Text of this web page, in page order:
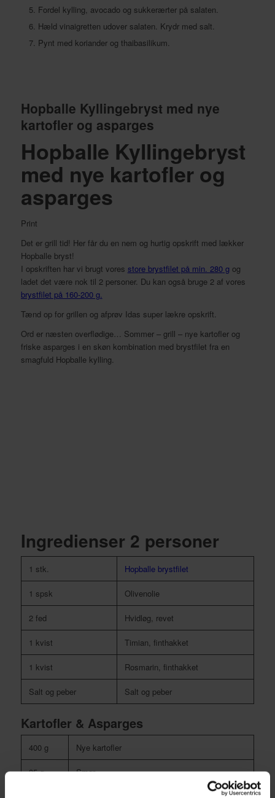
Fordel kylling, avocado og sukkerærter på salaten.
Hæld vinaigretten udover salaten. Krydr med salt.
Pynt med koriander og thaibasilikum.
Hopballe Kyllingebryst med nye
kartofler og asparges
Hopballe Kyllingebryst
med nye kartofler og
asparges
Print
Det er grill tid! Her får du en nem og hurtig opskrift med lækker
Hopballe bryst!
I opskriften har vi brugt vores storebrystfilet på min. 280g og
ladet det være nok til 2 personer. Du kan også bruge 2 af vores
brystfilet på 160-200 g.
Tænd op for grillen og afprøv Idas super lækre opskrift.
Ord er næsten overflødige… Sommer – grill – nye kartofler og
friske asparges i en skøn kombination med brystfilet fra en
smagfuld Hopballe kylling.
Ingredienser 2 personer
1 stk. Hopballe brystfilet
1 spsk Olivenolie
2 fed Hvidløg, revet
1 kvist Timian, finthakket
1 kvist Rosmarin, finthakket
Salt og peber Salt og peber
Kartofler & Asparges
400 g Nye kartofler
35 g Smør